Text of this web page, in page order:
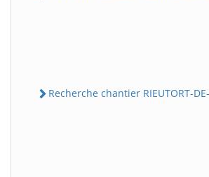
Recherche chantier RIEUTORT-